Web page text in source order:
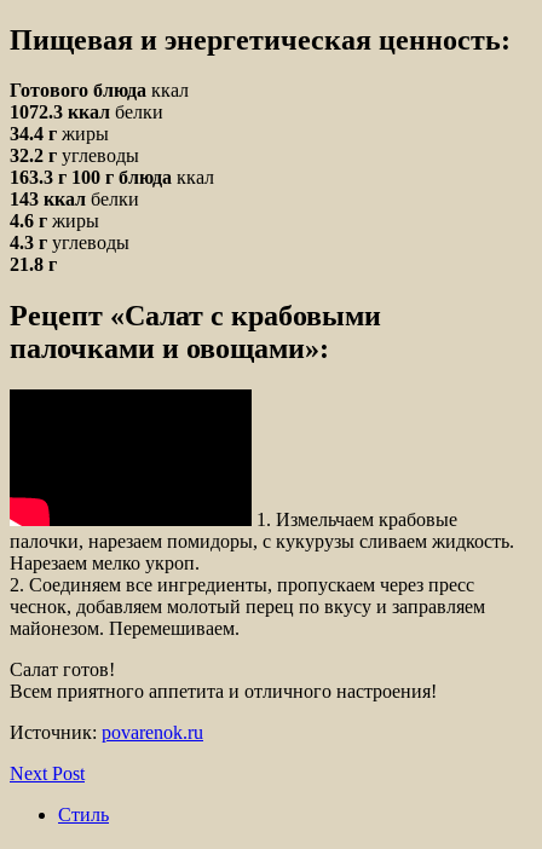
Пищевая и энергетическая ценность:
Готового блюда ккал
1072.3 ккал белки
34.4 г жиры
32.2 г углеводы
163.3 г 100 г блюда ккал
143 ккал белки
4.6 г жиры
4.3 г углеводы
21.8 г
Рецепт «Салат с крабовыми
палочками и овощами»:
1. Измельчаем крабовые
палочки, нарезаем помидоры, с кукурузы сливаем жидкость.
Нарезаем мелко укроп.
2. Соединяем все ингредиенты, пропускаем через пресс
чеснок, добавляем молотый перец по вкусу и заправляем
майонезом. Перемешиваем.
Салат готов!
Всем приятного аппетита и отличного настроения!
Источник: povarenok.ru
Next Post
Стиль